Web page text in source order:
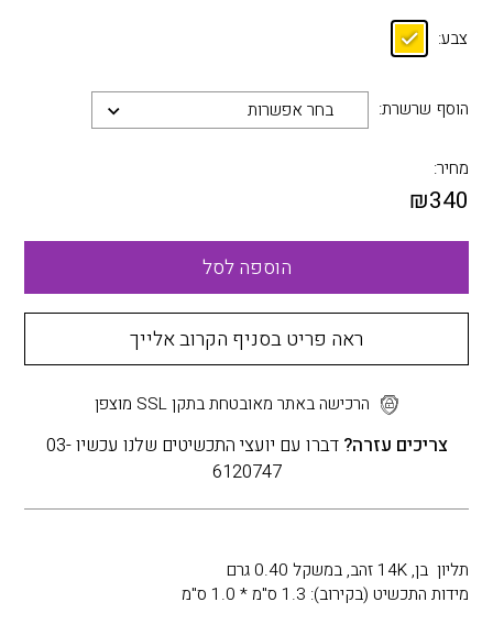
צבע:
הוסף שרשרת: בחר אפשרות
מחיר:
₪340
הוספה לסל
ראה פריט בסניף הקרוב אלייך
הרכישה באתר מאובטחת בתקן SSL מוצפן
צריכים עזרה?
דברו עם יועצי התכשיטים שלנו עכשיו 03-
6120747
תליון בן, 14K זהב, במשקל 0.40 גרם
מידות התכשיט (בקירוב): 1.3 ס"מ * 1.0 ס"מ